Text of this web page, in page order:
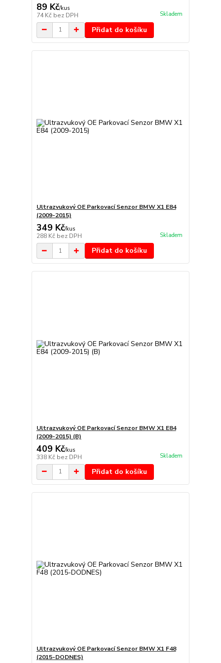
89 Kč/kus
74 Kč bez DPH Skladem
Přidat do košíku
Ultrazvukový OE Parkovací Senzor BMW X1 E84
(2009-2015)
349 Kč/kus
288 Kč bez DPH Skladem
Přidat do košíku
Ultrazvukový OE Parkovací Senzor BMW X1 E84
(2009-2015) (B)
409 Kč/kus
338 Kč bez DPH Skladem
Přidat do košíku
Ultrazvukový OE Parkovací Senzor BMW X1 F48
(2015-DODNES)